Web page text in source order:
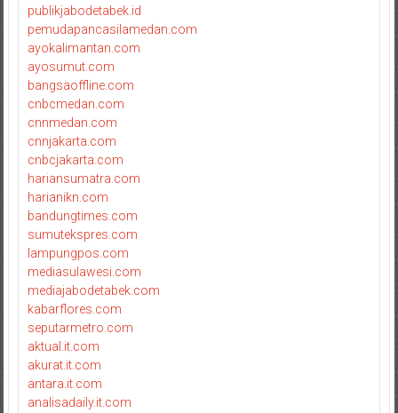
publikjabodetabek.id
pemudapancasilamedan.com
ayokalimantan.com
ayosumut.com
bangsaoffline.com
cnbcmedan.com
cnnmedan.com
cnnjakarta.com
cnbcjakarta.com
hariansumatra.com
harianikn.com
bandungtimes.com
sumutekspres.com
lampungpos.com
mediasulawesi.com
mediajabodetabek.com
kabarflores.com
seputarmetro.com
aktual.it.com
akurat.it.com
antara.it.com
analisadaily.it.com